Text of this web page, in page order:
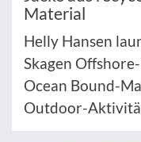
Material
Helly Hansen
Skagen
Ocean Bound-
Outdoor-